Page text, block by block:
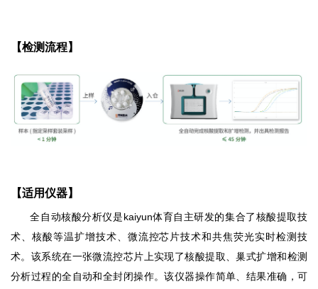
【检测流程】
【适用仪器】
全自动核酸分析仪是kaiyun体育自主研发的集合了核酸提取技
术、核酸等温扩增技术、微流控芯片技术和共焦荧光实时检测技
术。该系统在一张微流控芯片上实现了核酸提取、巢式扩增和检测
分析过程的全自动和全封闭操作。该仪器操作简单、结果准确，可